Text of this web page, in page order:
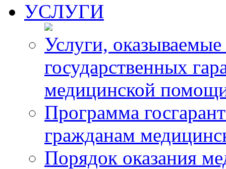
УСЛУГИ
Услуги,
государственных
медицинской
Программа
гражданам
Порядок оказания